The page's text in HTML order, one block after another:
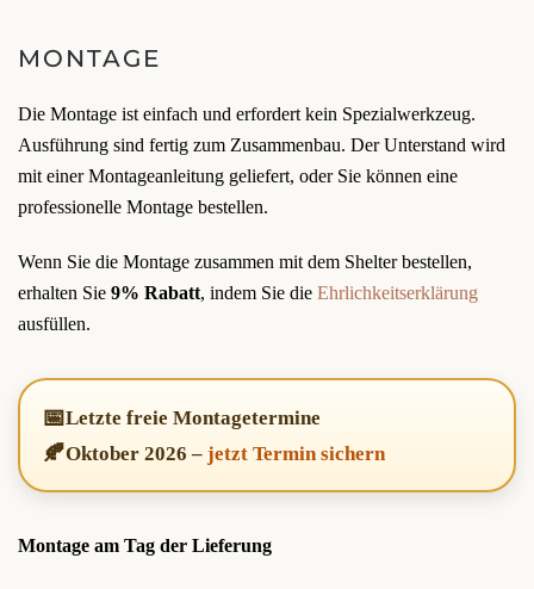
MONTAGE
Die Montage ist einfach und erfordert kein Spezialwerkzeug.
Ausführung sind fertig zum Zusammenbau. Der Unterstand wird
mit einer Montageanleitung geliefert, oder Sie können eine
professionelle Montage bestellen.
Wenn Sie die Montage zusammen mit dem Shelter bestellen,
erhalten Sie 9% Rabatt, indem Sie die Ehrlichkeitserklärung
ausfüllen.
📅Letzte freie Montagetermine
🍂Oktober 2026 – jetzt Termin sichern
Montage am Tag der Lieferung